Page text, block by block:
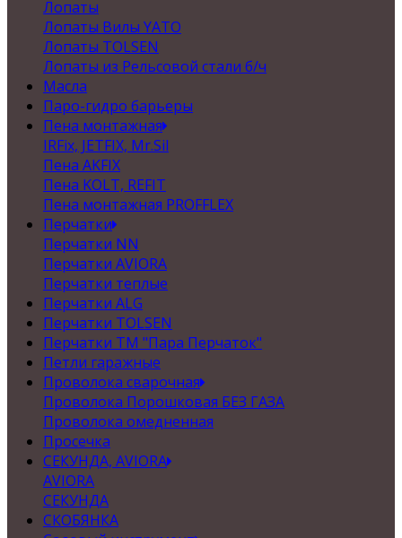
Лопаты
Лопаты Вилы YATO
Лопаты TOLSEN
Лопаты из Рельсовой стали б/ч
Масла
Паро-гидро барьеры
Пена монтажная
IRFix, JETFIX, Mr.Sil
Пена AKFIX
Пена KOLT, REFIT
Пена монтажная PROFFLEX
Перчатки
Перчатки NN
Перчатки AVIORA
Перчатки теплые
Перчатки ALG
Перчатки TOLSEN
Перчатки ТМ "Пара Перчаток"
Петли гаражные
Проволока сварочная
Проволока Порошковая БЕЗ ГАЗА
Проволока омедненная
Просечка
СЕКУНДА, AVIORA
AVIORA
СЕКУНДА
СКОБЯНКА